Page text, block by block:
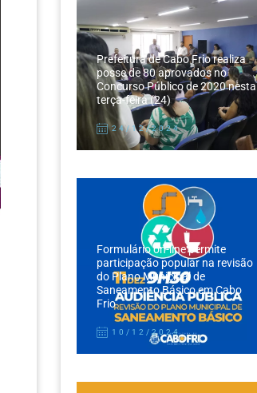
Prefeitura de Cabo Frio realiza
posse de 80 aprovados no
Concurso Público de 2020 nesta
terça-feira (24)
24/12/2024
Formulário on-line permite
participação popular na revisão
do Plano Municipal de
Saneamento Básico em Cabo
Frio
10/12/2024